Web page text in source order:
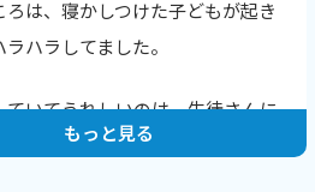
ろは、寝かしつけた子どもが起き
ハラしてました。
ていてうれしいのは、生徒さんに
メントをいただいたときです。
もっと見る